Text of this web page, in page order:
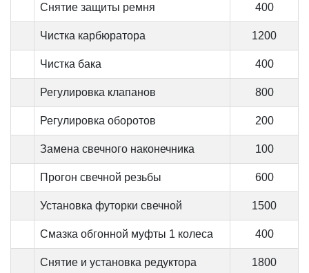
Снятие защиты ремня 400
Чистка карбюратора 1200
Чистка бака 400
Регулировка клапанов 800
Регулировка оборотов 200
Замена свечного наконечника 100
Прогон свечной резьбы 600
Установка футорки свечной 1500
Смазка обгонной муфты 1 колеса 400
Снятие и установка редуктора 1800